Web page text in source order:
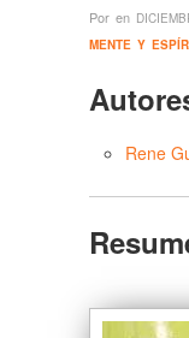
Por en
MENTE Y
Rene